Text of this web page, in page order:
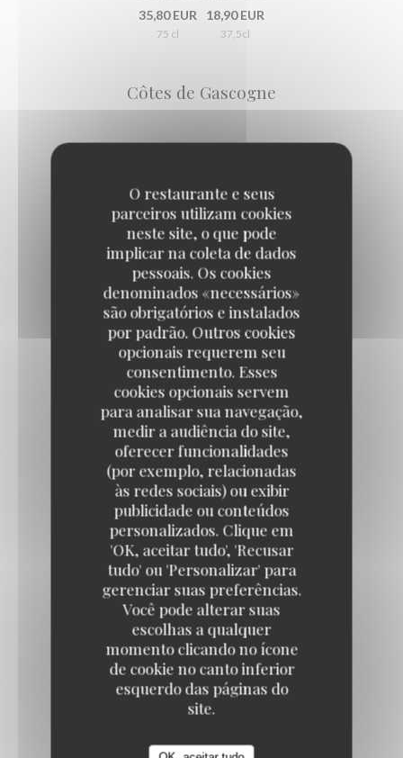
O restaurante e seus
parceiros utilizam cookies
neste site, o que pode
implicar na coleta de dados
pessoais. Os cookies
denominados «necessários»
são obrigatórios e instalados
por padrão. Outros cookies
opcionais requerem seu
consentimento. Esses
cookies opcionais servem
para analisar sua navegação,
medir a audiência do site,
oferecer funcionalidades
(por exemplo, relacionadas
às redes sociais) ou exibir
publicidade ou conteúdos
personalizados. Clique em
'OK, aceitar tudo', 'Recusar
tudo' ou 'Personalizar' para
gerenciar suas preferências.
Você pode alterar suas
escolhas a qualquer
momento clicando no ícone
de cookie no canto inferior
esquerdo das páginas do
site.
35,80 EUR
75 cl
18,90 EUR
37,5cl
Côtes de Gascogne
Demoiselle Doux et fruité Domaine la balle IGP
26,80 EUR
75 cl
CÔTES DE GASCOGNE
Domaine Guillaman IGP
26,80 EUR
75 cl
Bourgogne Beaujolais
BOURGOGNE CHARDONNAY
Domaine Perrachon AOP
6,90 EUR
15 cl
29,80 EUR
75 cl
MACON VILLAGES
Domaine Louis Latour AOP
33,80 EUR
75 cl
17,80 EUR
37,5cl
L'Estival